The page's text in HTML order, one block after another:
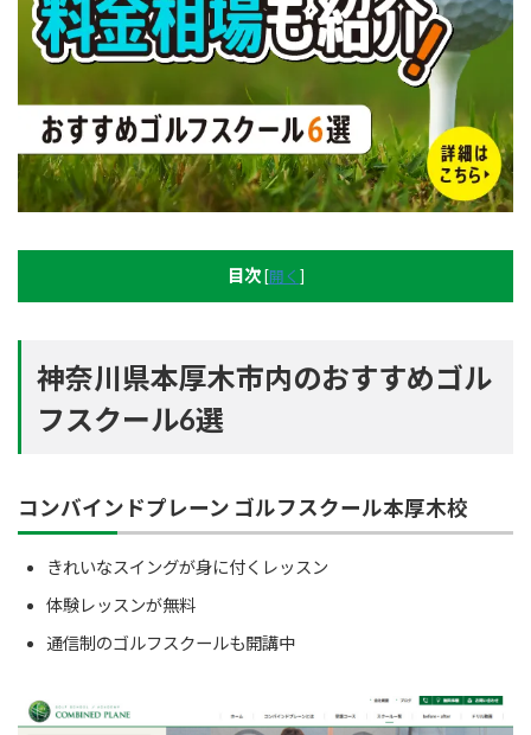
目次 [開く ]
神奈川県本厚木市内のおすすめゴル
フスクール6選
コンバインドプレーン ゴルフスクール本厚木校
きれいなスイングが身に付くレッスン
体験レッスンが無料
通信制のゴルフスクールも開講中